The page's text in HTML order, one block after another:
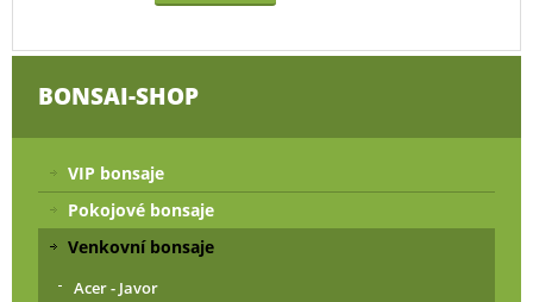
BONSAI-SHOP
VIP bonsaje
Pokojové bonsaje
Venkovní bonsaje
Acer - Javor